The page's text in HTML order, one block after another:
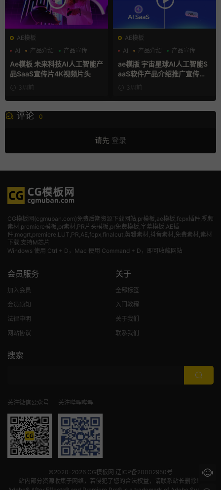
AE模板
AI
产品介绍 产品宣传
Ae模板 未来科技AI人工智能产
品SaaS宣传片4K视频片头
3周前
AE模板
AI
产品介绍 产品宣传
ae模版 宇宙星球AI人工智能S
aaS软件产品介绍推广宣传片A
e模板
3周前
评论 0
请先 登录
CG模板网(cgmuban.com)免费后期资源下载网站,pr模板,ae模板,fcpx插件,视频
素材 ,premiere模板,pr素材,PR片头模板,pr免费模板,字幕模板,AE插
件,mogrt,premiere,LUT,PR,AE,fcpx,finalcut,剪辑素材,抖音素材,免费素材,素材
下载,支持M芯片
Windows 使用 Ctrl + D，Mac 使用 Command + D，即可收藏网站
会员服务
加入会员
会员须知
法律申明
网站协议
关于
全部标签
入门教程
关于我们
联系我们
搜索
关注微信公众号 关注哔哩哔哩
©2020-2026 CG模板网 辽ICP备20002950号
站内部分资源收集于网络，若侵犯了您的合法权益，请联系站长删除！